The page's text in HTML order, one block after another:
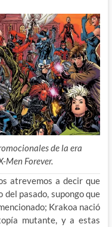
de la era
Men Forever.
atrevemos a decir que
del pasado, supongo que
Krakoa nació
mutante, y a estas